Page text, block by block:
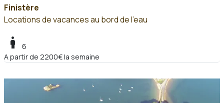
Finistère
Locations de vacances au bord de l'eau
boy
6
A partir de 2200€ la semaine